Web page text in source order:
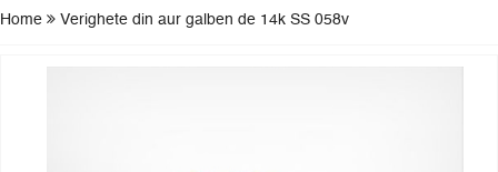
Home Verighete din aur galben de 14k SS 058v